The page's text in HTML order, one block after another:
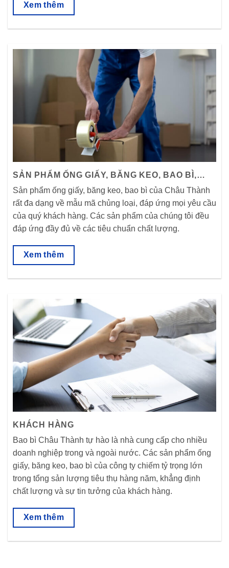
Xem thêm
SẢN PHẨM ỐNG GIẤY, BĂNG KEO, BAO BÌ,…
Sản phẩm ống giấy, băng keo, bao bì của Châu Thành
rất đa dạng về mẫu mã chủng loại, đáp ứng mọi yêu cầu
của quý khách hàng. Các sản phẩm của chúng tôi đều
đáp ứng đầy đủ về các tiêu chuẩn chất lượng.
Xem thêm
KHÁCH HÀNG
Bao bì Châu Thành tự hào là nhà cung cấp cho nhiều
doanh nghiệp trong và ngoài nước. Các sản phẩm ống
giấy, băng keo, bao bì của công ty chiếm tỷ trọng lớn
trong tổng sản lượng tiêu thụ hàng năm, khẳng định
chất lượng và sự tin tưởng của khách hàng.
Xem thêm